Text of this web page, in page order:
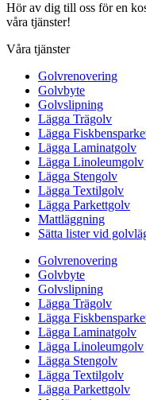
Hör av dig till oss för en
våra tjänster!
Våra tjänster
Golvrenovering
Golvbyte
Golvslipning
Lägga Trägolv
Lägga
Lägga Laminatgolv
Lägga Linoleumgolv
Lägga Stengolv
Lägga Textilgolv
Lägga Parkettgolv
Mattläggning
Sätta lister vid
Golvrenovering
Golvbyte
Golvslipning
Lägga Trägolv
Lägga
Lägga Laminatgolv
Lägga Linoleumgolv
Lägga Stengolv
Lägga Textilgolv
Lägga Parkettgolv